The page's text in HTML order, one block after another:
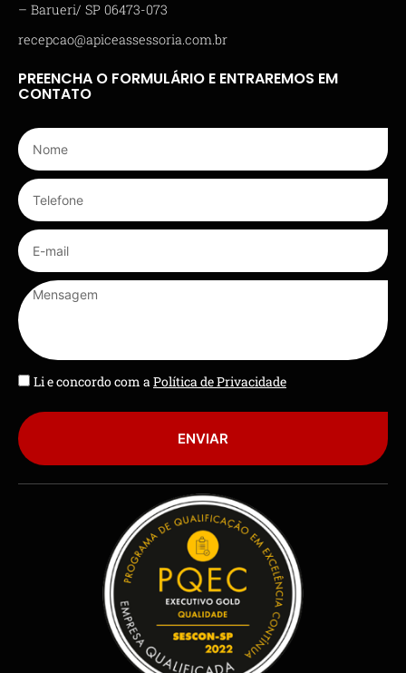
– Barueri/ SP 06473-073
recepcao@apiceassessoria.com.br
PREENCHA O FORMULÁRIO E ENTRAREMOS EM
CONTATO
Li e concordo com aPolítica de Privacidade
ENVIAR